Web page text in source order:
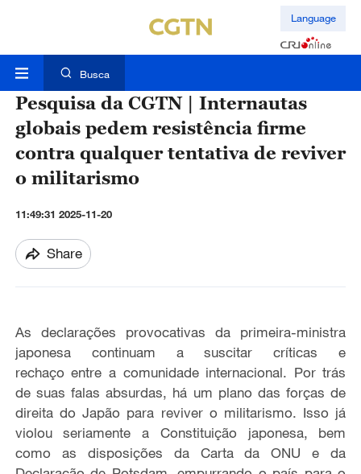
Language
Busca
Pesquisa da CGTN | Internautas
globais pedem resistência firme
contra qualquer tentativa de reviver
o militarismo
11:49:31 2025-11-20
Share
As declarações provocativas da primeira-ministra
japonesa continuam a suscitar críticas e
rechaço entre a comunidade internacional. Por trás
de suas falas absurdas, há um plano das forças de
direita do Japão para reviver o militarismo. Isso já
violou seriamente a Constituição japonesa, bem
como as disposições da Carta da ONU e da